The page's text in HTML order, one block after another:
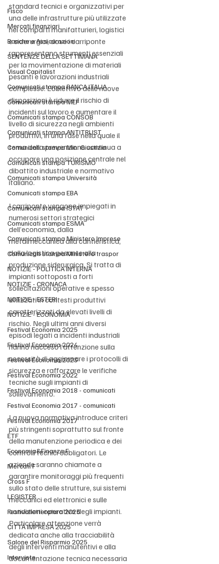
Fisco
Mercati finanziari
Banche e Assicurazioni
SENTENZE DELLA SETTIMANA
Visual Capitalist
Comunicati stampa BANCA ITALIA
Comunicati stampa MEF
Comunicati stampa CONSOB
Comunicati stampa ANTITRUST
Comunicati stampa Min. Giustizia
Comunicati stampa TURISMO
Comunicati stampa Università
Comunicati stampa EBA
Comunicati stampa ISTAT
Comunicati stampa ESMA
Comunicati stampa Ministero Imprese
Comunicati stampa Ministero traspor
NOTIZIE - POLITICA INTERNA
NOTIZIE - CRONACA
NOTIZIE - ESTERI
NOTIZIE - ECONOMIA
Festival Economia 2025
Festival Economia 2024
Festival Economia 2023
Festival Economia 2022
Festival Economia 2018 - comunicati
Festival Economia 2017 - comunicati
Festival Economia 2017
ETF
Economia&Finanza F
Mercati F
Cross F
LEGISTER
Festivalletteratura 2025
CITTÀ IMPRESA 2025
Salone del Risparmio 2025
Interviste
standard tecnici e organizzativi per
una delle infrastrutture più utilizzate
nei comparti manifatturieri, logistici
e siderurgici, dove i carriponte
rappresentano strumenti essenziali
per la movimentazione di materiali
pesanti e lavorazioni industriali
complesse. L’obiettivo delle nuove
disposizioni è ridurre il rischio di
incidenti sul lavoro e aumentare il
livello di sicurezza negli ambienti
produttivi, in una fase nella quale il
tema della prevenzione continua a
occupare una posizione centrale nel
dibattito industriale e normativo
italiano.
I carriponte vengono impiegati in
numerosi settori strategici
dell’economia, dalla
metalmeccanica alla cantieristica,
dalla logistica pesante alla
produzione siderurgica. Si tratta di
impianti sottoposti a forti
sollecitazioni operative e spesso
utilizzati in contesti produttivi
caratterizzati da elevati livelli di
rischio. Negli ultimi anni diversi
episodi legati a incidenti industriali
hanno riacceso l’attenzione sulla
necessità di aggiornare i protocolli di
sicurezza e rafforzare le verifiche
tecniche sugli impianti di
sollevamento.
La nuova normativa introduce criteri
più stringenti soprattutto sul fronte
della manutenzione periodica e dei
controlli tecnici obbligatori. Le
aziende saranno chiamate a
garantire monitoraggi più frequenti
sullo stato delle strutture, sui sistemi
meccanici ed elettronici e sulle
condizioni operative degli impianti.
Particolare attenzione verrà
dedicata anche alla tracciabilità
degli interventi manutentivi e alla
documentazione tecnica necessaria